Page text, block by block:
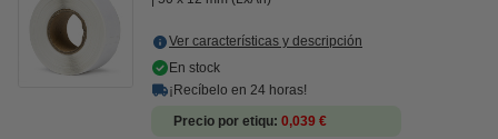
Ver características y descripción
En stock
¡Recíbelo en 24 horas!
Precio por etiqu 0,039 €